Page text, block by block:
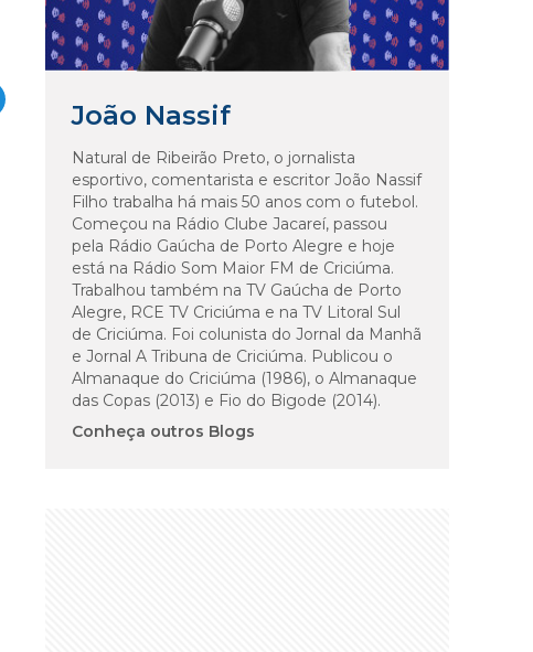
João Nassif
Natural de Ribeirão Preto, o jornalista
esportivo, comentarista e escritor João Nassif
Filho trabalha há mais 50 anos com o futebol.
Começou na Rádio Clube Jacareí, passou
pela Rádio Gaúcha de Porto Alegre e hoje
está na Rádio Som Maior FM de Criciúma.
Trabalhou também na TV Gaúcha de Porto
Alegre, RCE TV Criciúma e na TV Litoral Sul
de Criciúma. Foi colunista do Jornal da Manhã
e Jornal A Tribuna de Criciúma. Publicou o
Almanaque do Criciúma (1986), o Almanaque
das Copas (2013) e Fio do Bigode (2014).
Conheça outros Blogs